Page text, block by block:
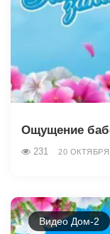
Ощущение
231 20
Видео Дом-2